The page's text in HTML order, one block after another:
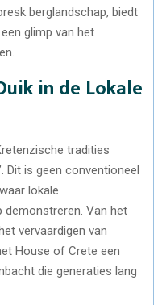
berglandschap, biedt
glimp van het
in de Lokale
tradities
Dit is geen conventioneel
lokale
demonstreren. Van het
vervaardigen van
House of Crete een
die generaties lang